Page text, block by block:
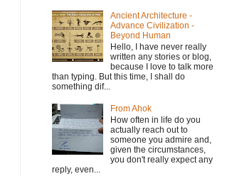
Ancient Architecture -
Advance Civilization -
Beyond Human
Hello, I have never really
written any stories or blog,
because I love to talk more
than typing. But this time, I shall do
something dif...
From Ahok
How often in life do you
actually reach out to
someone you admire and,
given the circumstances,
you don't really expect any
reply, even...